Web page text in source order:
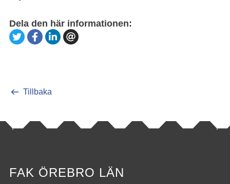
Dela den här informationen:
Tillbaka
FAK ÖREBRO LÄN